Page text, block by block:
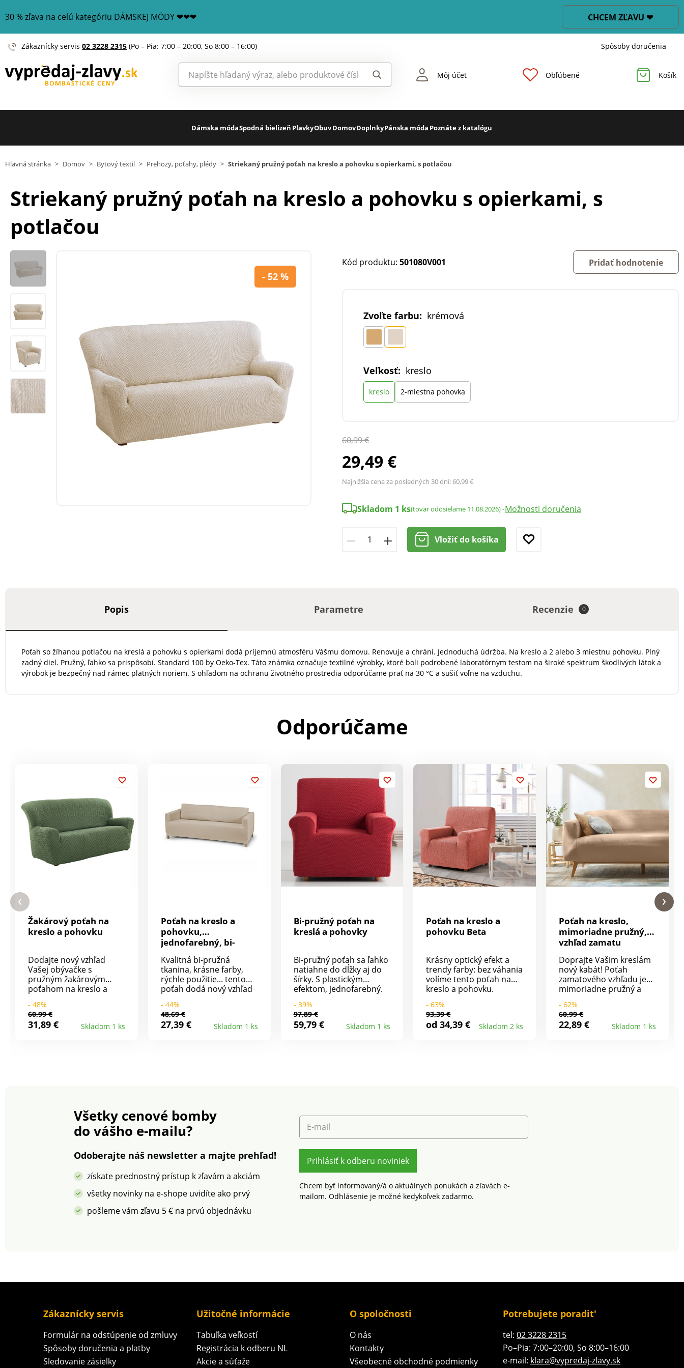
30 % zľava na celú kategóriu DÁMSKEJ MÓDY ❤❤❤ CHCEM ZĽAVU ❤
Zákaznícky servis 02 3228 2315 (Po – Pia: 7:00 – 20:00, So 8:00 – 16:00) Spôsoby doručenia
Môj účet Obľúbené Košík
Dámska módaSpodná bielizeň PlavkyObuvDomovDoplnkyPánska móda Poznáte z katalógu
Hlavná stránka > Domov > Bytový textil > Prehozy, poťahy, plédy > Striekaný pružný poťah na kreslo a pohovku s opierkami, s potlačou
Striekaný pružný poťah na kreslo a pohovku s opierkami, s
potlačou
- 52 %
Kód produktu: 501080V001 Pridať hodnotenie
Zvoľte farbu: krémová
Veľkosť: kreslo
kreslo 2-miestna pohovka
60,99 €
29,49 €
Najnižšia cena za posledných 30 dní: 60,99 €
Skladom 1 ks(tovar odosielame 11.08.2026)-Možnosti doručenia
Vložiť do košíka
Popis Parametre Recenzie 0
Poťah so žíhanou potlačou na kreslá a pohovku s opierkami dodá príjemnú atmosféru Vášmu domovu. Renovuje a chráni. Jednoduchá údržba. Na kreslo a 2 alebo 3 miestnu pohovku. Plný
zadný diel. Pružný, ľahko sa prispôsobí. Standard 100 by Oeko-Tex. Táto známka označuje textilné výrobky, ktoré boli podrobené laboratórnym testom na široké spektrum škodlivých látok a
výrobok je bezpečný nad rámec platných noriem. S ohľadom na ochranu životného prostredia odporúčame prať na 30 °C a sušiť voľne na vzduchu.
Odporúčame
Žakárový poťah na
kreslo a pohovku
Dodajte nový vzhľad
Vašej obývačke s
pružným žakárovým
poťahom na kreslo a
natiahne a stiahne.
Celopotiahnutie kresla a
pohovky, vrátane
- 48%
60,99 €
31,89 € Skladom 1 ks
Poťah na kreslo a
pohovku,
jednofarebný, bi-
Kvalitná bi-pružná
tkanina, krásne farby,
rýchle použitie... tento
poťah dodá nový vzhľad
pružný: natiahne sa do
dĺžky aj do šírky. Pre
kreslá a 2 alebo 3
doporučujeme sušiť
voľne na vzduchu.
- 44%
48,69 €
27,39 € Skladom 1 ks
Bi-pružný poťah na
kreslá a pohovky
Bi-pružný poťah sa ľahko
natiahne do dĺžky aj do
šírky. S plastickým
efektom, jednofarebný.
potiahnutie kresla alebo
pohovky vrátane
chrbtovej opierky.
kreslá s opierkami.
- 39%
97,89 €
59,79 € Skladom 1 ks
Poťah na kreslo a
pohovku Beta
Krásny optický efekt a
trendy farby: bez váhania
volíme tento poťah na
kreslo a pohovku.
prispôsobí 2 alebo 3-
miestnym sedačkám a
kreslám s lakťovými
taktiež Vám
- 63%
93,39 €
od 34,39 € Skladom 2 ks
Poťah na kreslo,
mimoriadne pružný,
vzhľad zamatu
Doprajte Vašim kreslám
nový kabát! Poťah
zamatového vzhľadu je
mimoriadne pružný a
dotyk príjemný a hrejivý.
Kreslo dobre ochráni a
dodá interiéru nový štýl.
- 62%
60,99 €
22,89 € Skladom 1 ks
Všetky cenové bomby
do vášho e-mailu?
Odoberajte náš newsletter a majte prehľad!
získate prednostný prístup k zľavám a akciám
všetky novinky na e-shope uvidíte ako prvý
pošleme vám zľavu 5 € na prvú objednávku
E-mail
Prihlásiť k odberu noviniek
Chcem byť informovaný/á o aktuálnych ponukách a zľavách e-
mailom. Odhlásenie je možné kedykoľvek zadarmo.
Zákaznícky servis
Formulár na odstúpenie od zmluvy
Spôsoby doručenia a platby
Sledovanie zásielky
Užitočné informácie
Tabuľka veľkostí
Registrácia k odberu NL
Akcie a súťaže
O spoločnosti
O nás
Kontakty
Všeobecné obchodné podmienky
Potrebujete poradit'
tel: 02 3228 2315
Po–Pia: 7:00–20:00, So 8:00–16:00
e-mail: klara@vypredaj-zlavy.sk